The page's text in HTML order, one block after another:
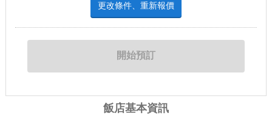
更改條件、重新報價
飯店基本資訊